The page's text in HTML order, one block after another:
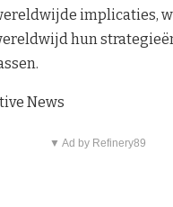
implicaties,
hun
News
▼ Ad by Refinery89